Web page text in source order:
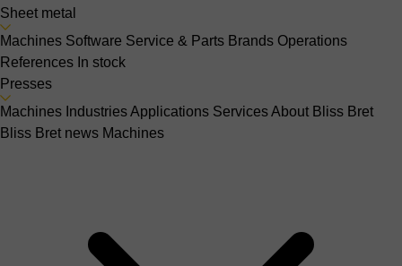
Sheet metal
Machines Software Service & Parts Brands Operations
References In stock
Presses
Machines IndustriesApplications ServicesAbout Bliss Bret
Bliss Bret news Machines